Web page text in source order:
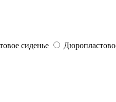
сиденье